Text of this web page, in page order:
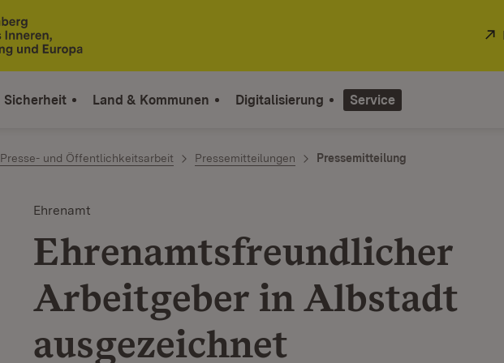
Sicherheit Land & Kommunen Digitalisierung Service
Presse- und Öffentlichkeitsarbeit Pressemitteilungen Pressemitteilung
Ehrenamt
Ehrenamtsfreundlicher
Arbeitgeber in Albstadt
ausgezeichnet